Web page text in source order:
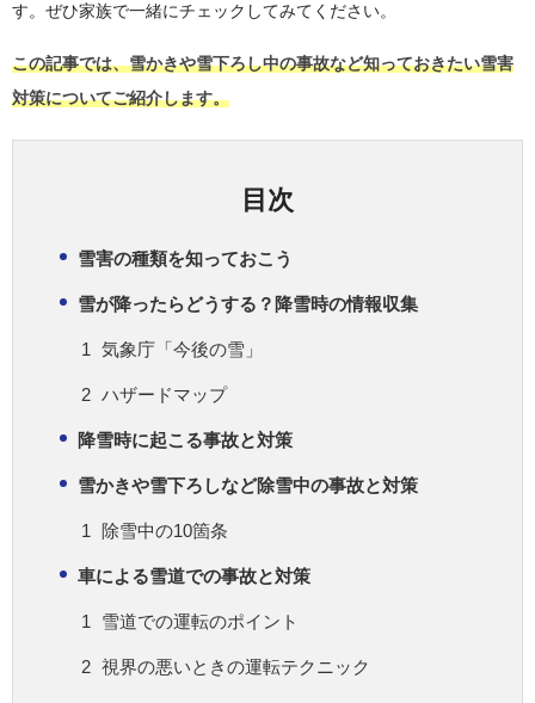
す。ぜひ家族で一緒にチェックしてみてください。
この記事では、雪かきや雪下ろし中の事故など知っておきたい雪害
対策についてご紹介します。
目次
雪害の種類を知っておこう
雪が降ったらどうする？降雪時の情報収集
気象庁「今後の雪」
ハザードマップ
降雪時に起こる事故と対策
雪かきや雪下ろしなど除雪中の事故と対策
除雪中の10箇条
車による雪道での事故と対策
雪道での運転のポイント
視界の悪いときの運転テクニック